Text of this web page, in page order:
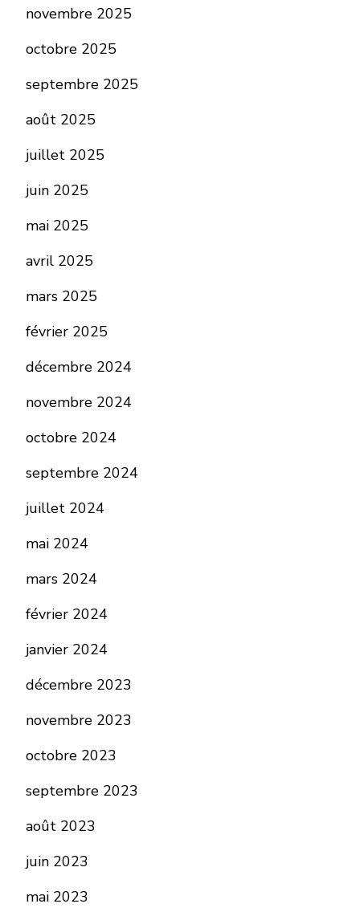
novembre 2025
octobre 2025
septembre 2025
août 2025
juillet 2025
juin 2025
mai 2025
avril 2025
mars 2025
février 2025
décembre 2024
novembre 2024
octobre 2024
septembre 2024
juillet 2024
mai 2024
mars 2024
février 2024
janvier 2024
décembre 2023
novembre 2023
octobre 2023
septembre 2023
août 2023
juin 2023
mai 2023